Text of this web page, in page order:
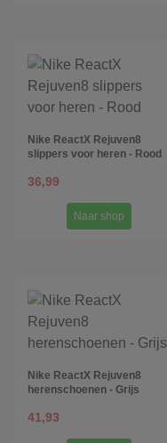
Nike ReactX Rejuven8
slippers voor heren - Rood
36,99
Naar shop
Nike ReactX Rejuven8
herenschoenen - Grijs
41,93